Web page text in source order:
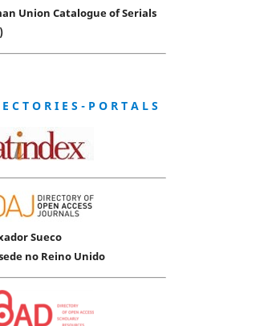
Union Catalogue of Serials
C T O R I E S - P O R T A L S
Sueco
no Reino Unido